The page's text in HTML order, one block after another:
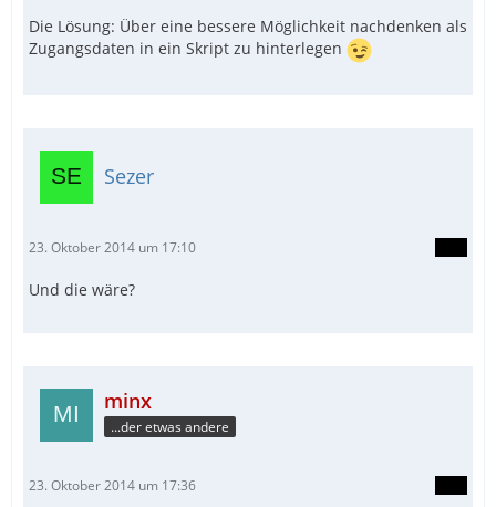
Die Lösung: Über eine bessere Möglichkeit nachdenken als
Zugangsdaten in ein Skript zu hinterlegen
Sezer
23. Oktober 2014 um 17:10
Und die wäre?
minx
...der etwas andere
23. Oktober 2014 um 17:36